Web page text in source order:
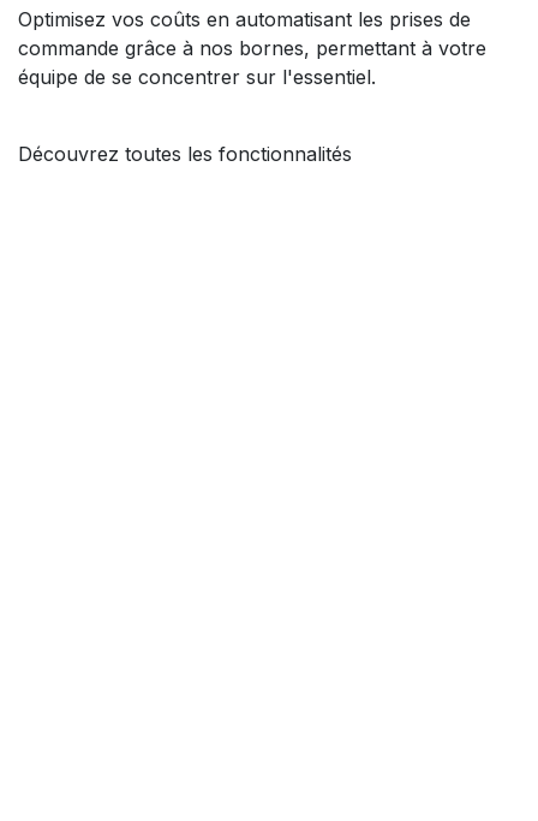
Optimisez vos coûts en automatisant les prises de
commande grâce à nos bornes, permettant à votre
équipe de se concentrer sur l'essentiel.
Découvrez toutes les fonctionnalités